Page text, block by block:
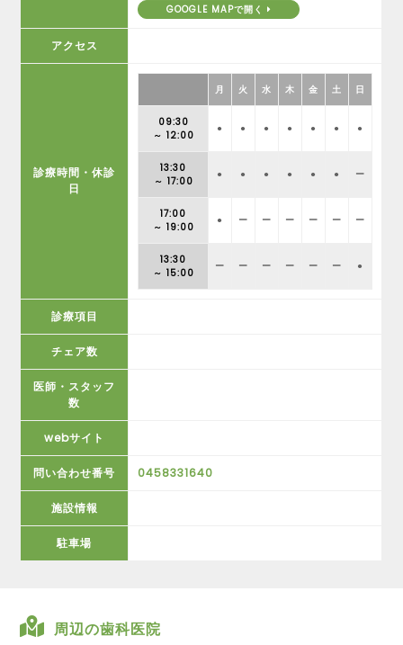
GOOGLE MAPで開く
アクセス
診療時間・休診
日
月 火 水 木 金 土 日
09:30
～ 12:00
● ● ● ● ● ● ●
13:30
～ 17:00
● ● ● ● ● ● ー
17:00
～ 19:00
● ー ー ー ー ー ー
13:30
～ 15:00
ー ー ー ー ー ー ●
診療項目
チェア数
医師・スタッフ
数
webサイト
問い合わせ番号 0458331640
施設情報
駐車場
周辺の歯科医院